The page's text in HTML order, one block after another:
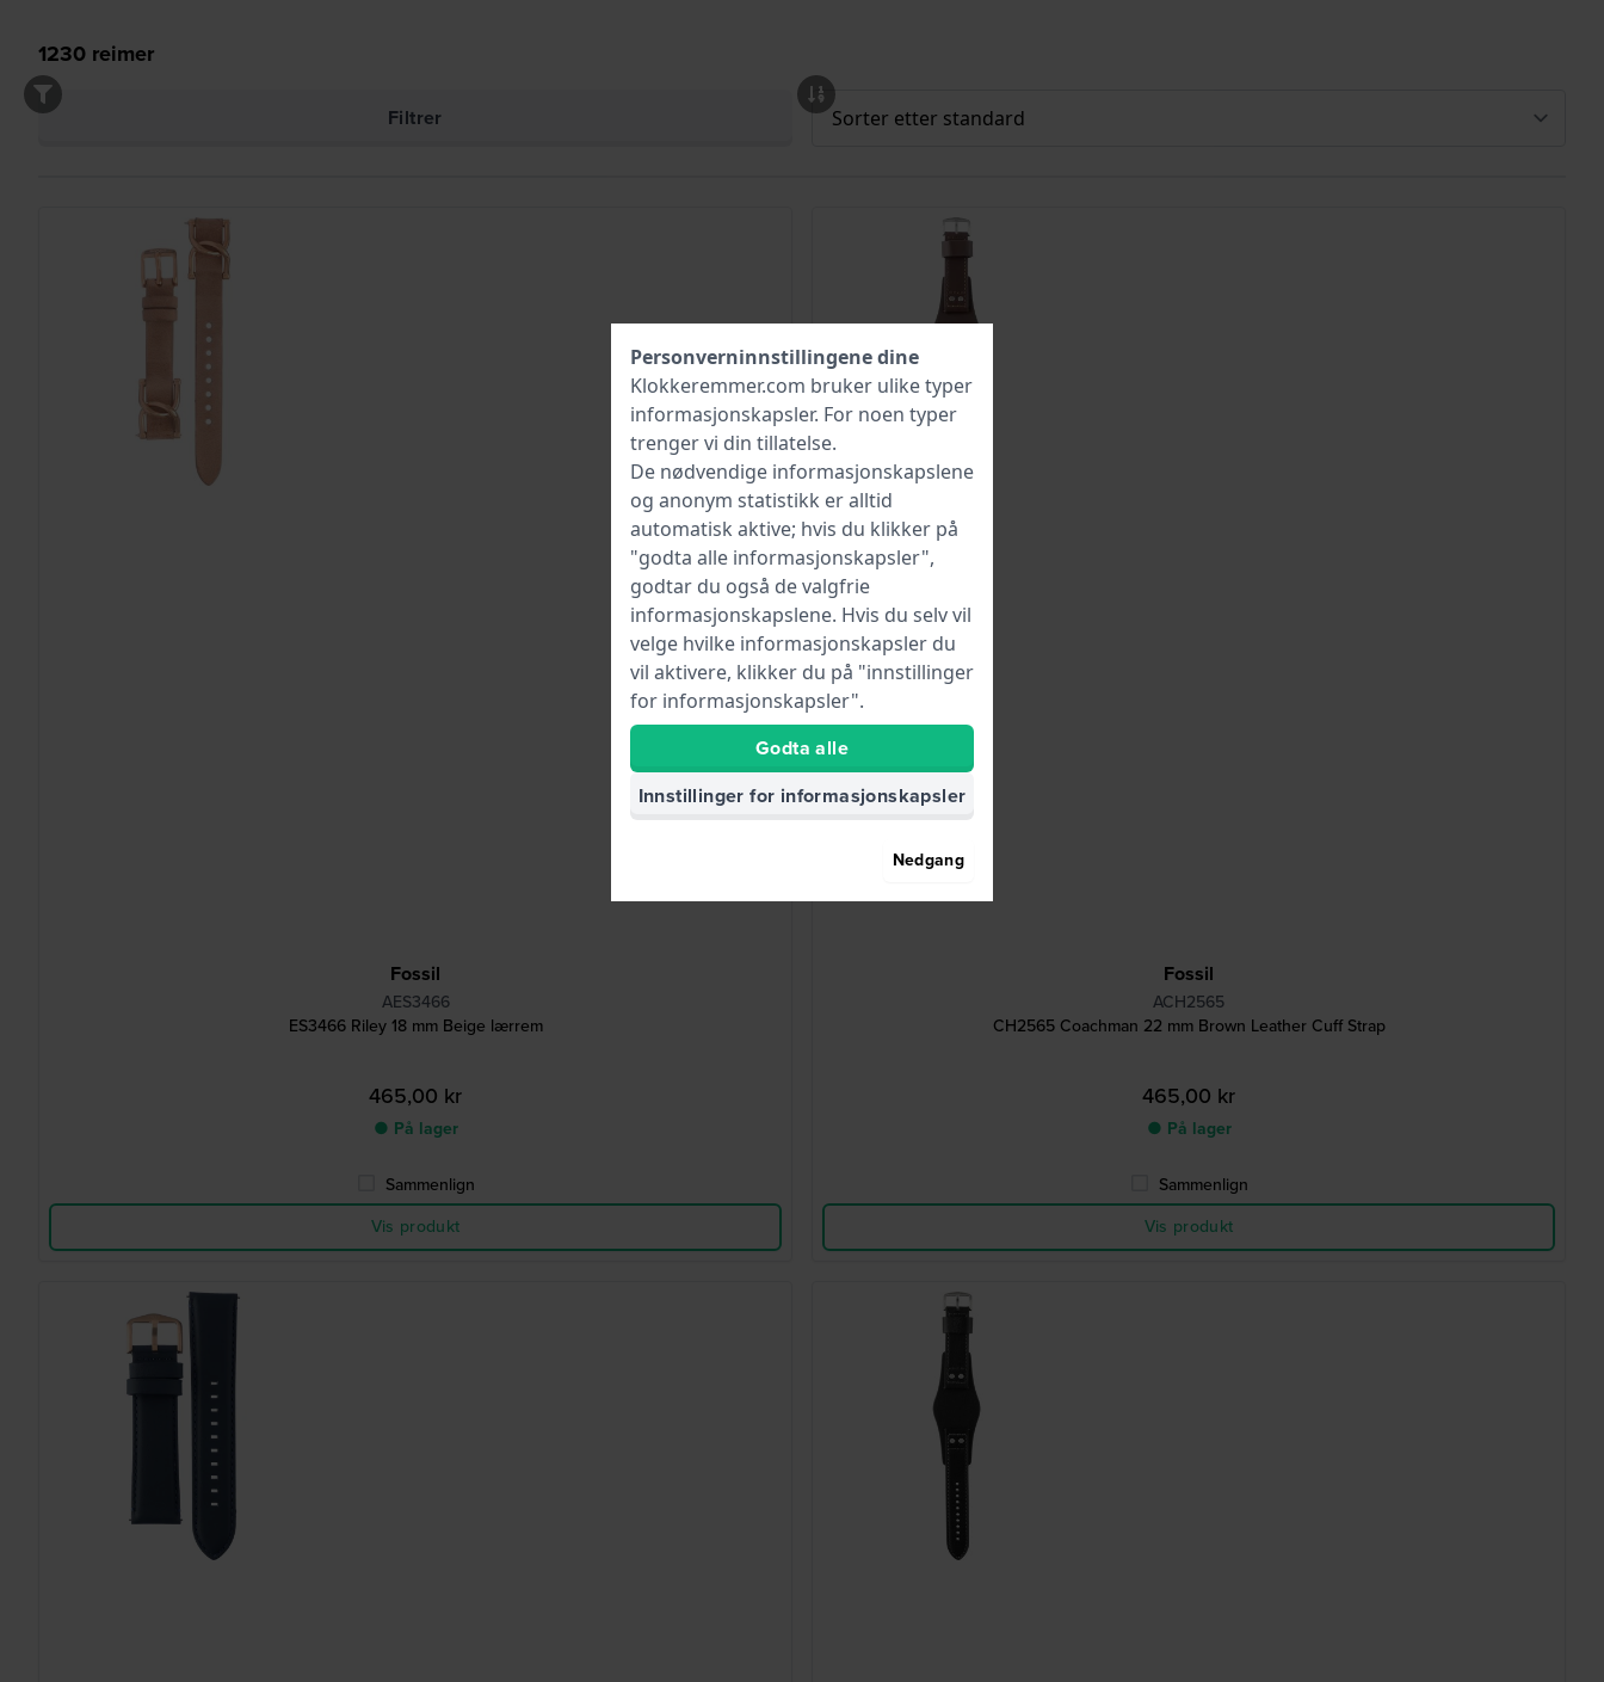
1230 reimer
Filtrer
Fossil
AES3466
ES3466 Riley 18 mm Beige lærrem
465,00 kr
● På lager
Sammenlign
Vis produkt
Fossil
ACH2565
CH2565 Coachman 22 mm Brown Leather Cuff Strap
465,00 kr
● På lager
Sammenlign
Vis produkt
Personverninnstillingene dine
Klokkeremmer.com bruker ulike typer
informasjonskapsler. For noen typer
trenger vi din tillatelse.
De nødvendige informasjonskapslene
og anonym statistikk er alltid
automatisk aktive; hvis du klikker på
"godta alle informasjonskapsler",
godtar du også de valgfrie
informasjonskapslene. Hvis du selv vil
velge hvilke informasjonskapsler du
vil aktivere, klikker du på "innstillinger
for informasjonskapsler".
Godta alle
Innstillinger for informasjonskapsler
Nedgang